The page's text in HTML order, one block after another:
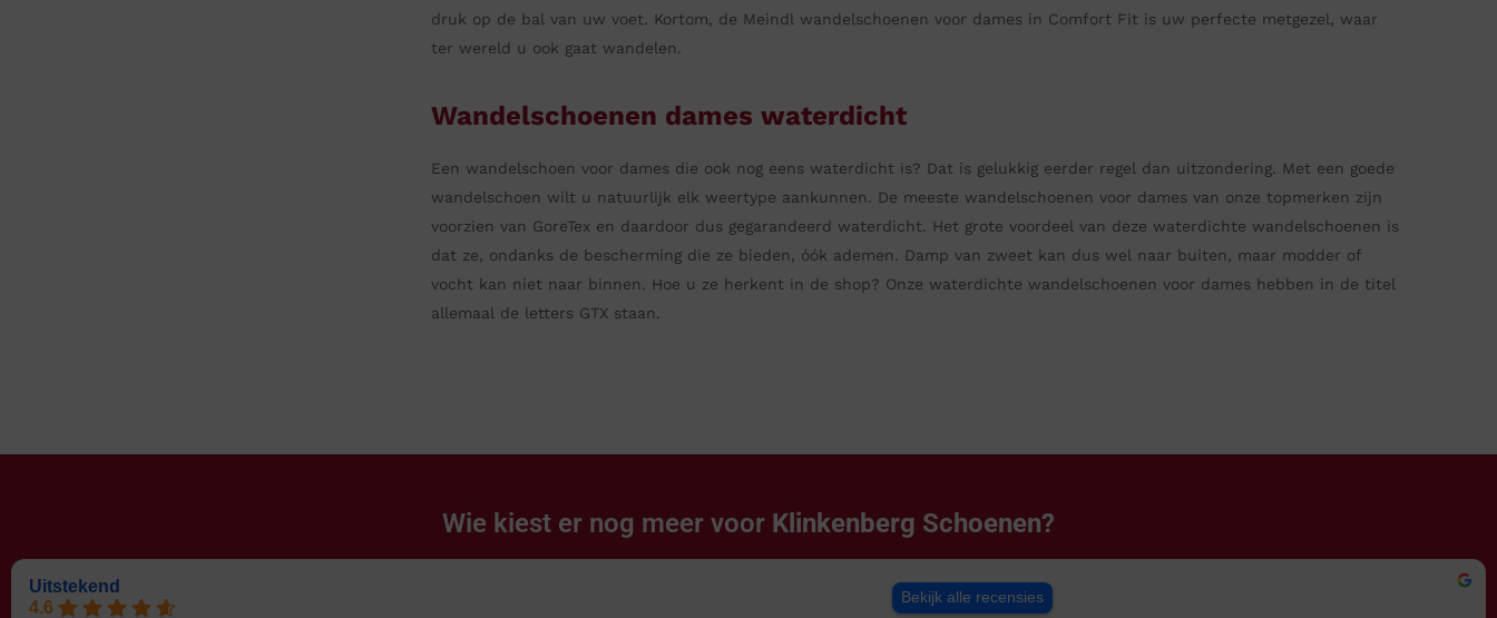
druk op de bal van uw voet. Kortom, de Meindl wandelschoenen voor dames in Comfort Fit is uw perfecte metgezel, waar
ter wereld u ook gaat wandelen.
Wandelschoenen dames waterdicht
Een wandelschoen voor dames die ook nog eens waterdicht is? Dat is gelukkig eerder regel dan uitzondering. Met een goede
wandelschoen wilt u natuurlijk elk weertype aankunnen. De meeste wandelschoenen voor dames van onze topmerken zijn
voorzien van GoreTex en daardoor dus gegarandeerd waterdicht. Het grote voordeel van deze waterdichte wandelschoenen is
dat ze, ondanks de bescherming die ze bieden, óók ademen. Damp van zweet kan dus wel naar buiten, maar modder of
vocht kan niet naar binnen. Hoe u ze herkent in de shop? Onze waterdichte wandelschoenen voor dames hebben in de titel
allemaal de letters GTX staan.
Wie kiest er nog meer voor Klinkenberg Schoenen?
Uitstekend
4.6
Bekijk alle recensies